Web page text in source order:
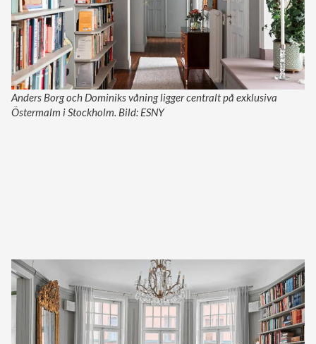
Anders Borg och Dominiks våning ligger centralt på exklusiva
Östermalm i Stockholm. Bild: ESNY